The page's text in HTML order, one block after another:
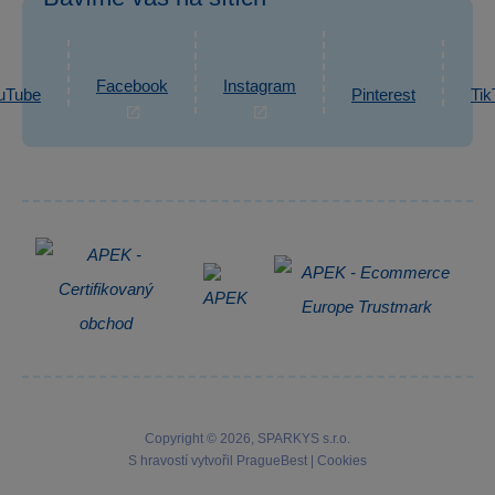
Reklamace
Informace o zpracování osobních údajů
eshop@sparkys.cz
Napsat zprávu
Facebook Instagram Pinterest
Copyright © 2026, SPARKYS s.r.o.
S hravostí vytvořil
PragueBest Cookies